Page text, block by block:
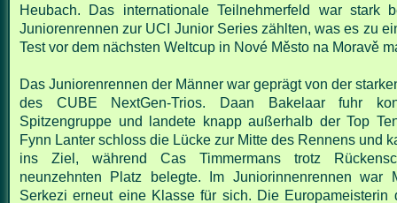
Heubach. Das internationale Teilnehmerfeld war stark
Juniorenrennen zur UCI Junior Series zählten, was es zu
Test vor dem nächsten Weltcup in Nové Město na Moravě
Das Juniorenrennen der Männer war geprägt von der
des CUBE NextGen-Trios. Daan Bakelaar fuhr
Spitzengruppe und landete knapp außerhalb der Top
Fynn Lanter schloss die Lücke zur Mitte des Rennens und
ins Ziel, während Cas Timmermans trotz
neunzehnten Platz belegte. Im Juniorinnenrennen war
Serkezi erneut eine Klasse für sich. Die Europameisterin